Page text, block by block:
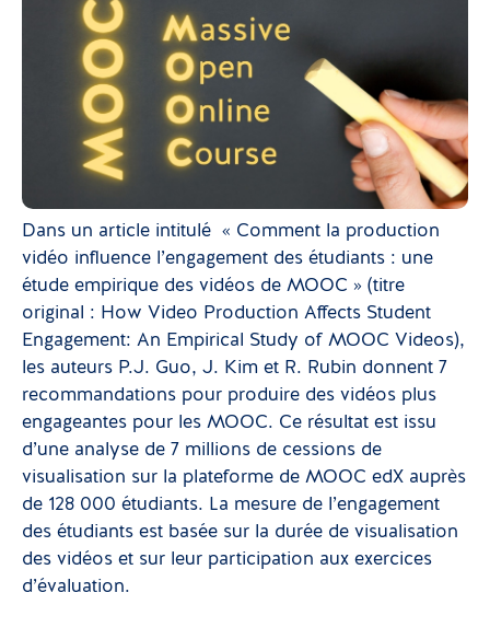
Dans un article intitulé « Comment la production
vidéo influence l’engagement des étudiants : une
étude empirique des vidéos de MOOC » (titre
original : How Video Production Affects Student
Engagement: An Empirical Study of MOOC Videos),
les auteurs P.J. Guo, J. Kim et R. Rubin donnent 7
recommandations pour produire des vidéos plus
engageantes pour les MOOC. Ce résultat est issu
d’une analyse de 7 millions de cessions de
visualisation sur la plateforme de MOOC edX auprès
de 128 000 étudiants. La mesure de l’engagement
des étudiants est basée sur la durée de visualisation
des vidéos et sur leur participation aux exercices
d’évaluation.